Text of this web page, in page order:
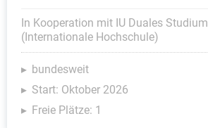
In Kooperation mit IU Duales Studium
(Internationale Hochschule)
bundesweit
Start: Oktober 2026
Freie Plätze: 1